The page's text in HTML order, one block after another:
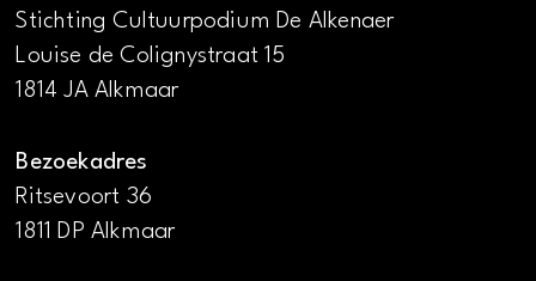
Stichting Cultuurpodium De Alkenaer
Louise de Colignystraat 15
1814 JA Alkmaar
Bezoekadres
Ritsevoort 36
1811 DP Alkmaar